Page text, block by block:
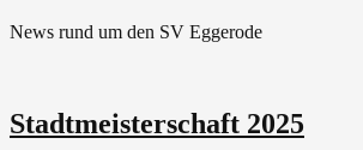
News rund um den SV Eggerode
Stadtmeisterschaft 2025